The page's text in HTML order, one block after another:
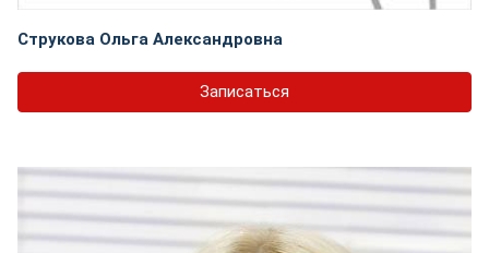
Струкова Ольга Александровна
Записаться